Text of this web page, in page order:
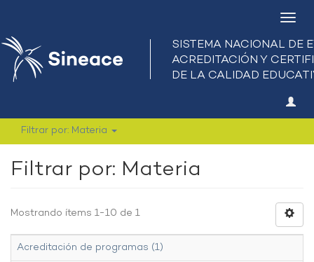
Filtrar por: Materia
Filtrar por: Materia
Mostrando ítems 1-10 de 1
Acreditación de programas (1)